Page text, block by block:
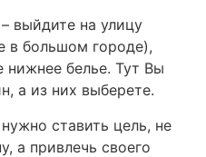
выйдите на улицу
в большом городе),
нижнее белье. Тут Вы
а из них выберете.
ставить цель, не
а привлечь своего